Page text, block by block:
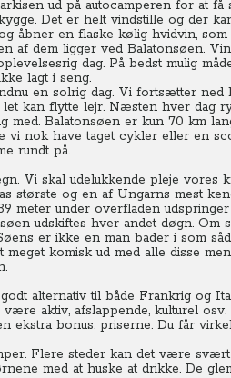
ud på autocamperen for at
Det er helt vindstille og der
åbner en flaske kølig hvidvin,
af dem ligger ved Balatonsøen.
dag. På bedst mulig
lagt i seng.
en solrig dag. Vi fortsætter ned
let kan flytte lejr. Næsten hver
med. Balatonsøen er kun 70 km
vi nok have taget cykler eller en
rundt på.
Vi skal udelukkende pleje vores
største og en af Ungarns mest
meter under overfladen
udskiftes hver andet døgn.
er ikke en man bader i som
komisk ud med alle disse
alternativ til både Frankrig og
aktiv, afslappende, kulturel
ekstra bonus: priserne. Du får
Flere steder kan det være
med at huske at drikke. De